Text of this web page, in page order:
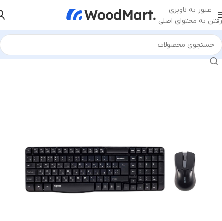
عبور به ناوبری
رفتن به محتوای اصلی
خانه/قطعات کامپیوتر/کیبورد